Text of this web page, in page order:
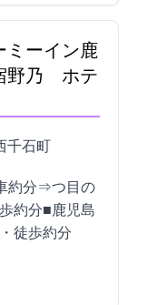
ーイン鹿
野乃 ホテ
17-30
4分⇒3つ目の
約2分■鹿児島
徒歩約3分